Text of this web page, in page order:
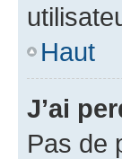
Haut
J’ai
Pas de